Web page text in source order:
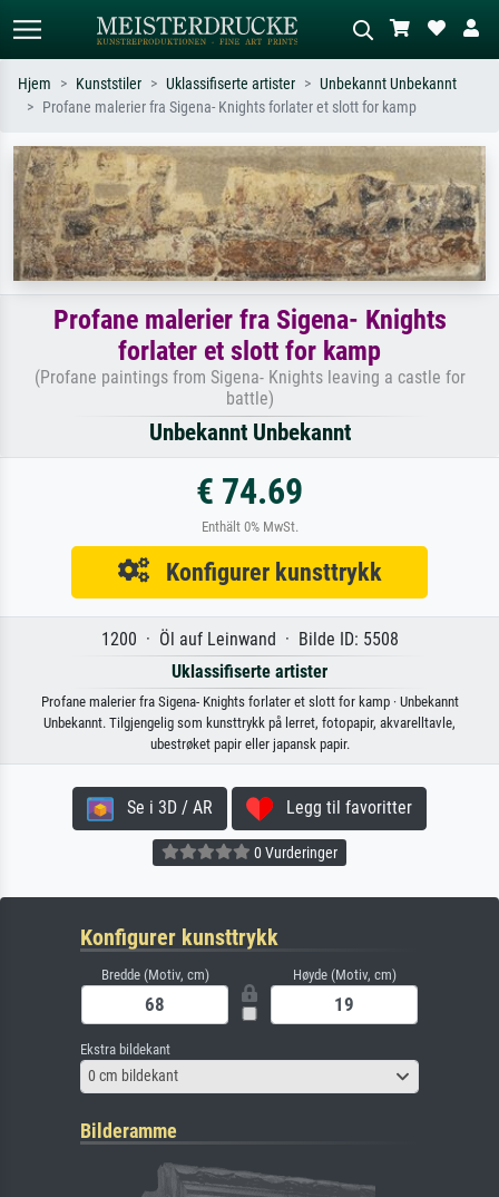
Søk etter kunstner, tittel eller stil – for
eksempel Monet, Stjernenatt,
impresjonisme, Hokusai-bølgen, akt.
Beskriv scenen – for eksempel grønn
eng, abstrakt med mye rødt, mørkt
oljemaleri, stående akt ved et tre.
Hjem Kunststiler Uklassifiserte artister
Unbekannt Unbekannt
Profane malerier fra Sigena- Knights forlater et slott for kamp
Profane malerier fra Sigena- Knights
forlater et slott for kamp
(Profane paintings from Sigena- Knights leaving a castle for
battle)
Unbekannt Unbekannt
€ 74.69
Enthält 0% MwSt.
Konfigurer kunsttrykk
1200 · Öl auf Leinwand · Bilde ID: 5508
Uklassifiserte artister
Profane malerier fra Sigena- Knights forlater et slott for kamp · Unbekannt
Unbekannt. Tilgjengelig som kunsttrykk på lerret, fotopapir, akvarelltavle,
ubestrøket papir eller japansk papir.
Se i 3D / AR Legg til favoritter
0 Vurderinger
Konfigurer kunsttrykk
Bredde (Motiv, cm) Høyde (Motiv, cm)
Ekstra bildekant
0 cm bildekant
Bilderamme